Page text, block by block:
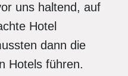
uns haltend, auf
Hotel
dann die
Hotels führen.